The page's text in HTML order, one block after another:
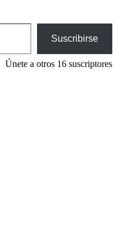
Suscribirse
Únete a otros 16 suscriptores